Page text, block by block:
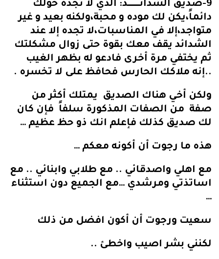
9-صديق الشدائــــــــــــد: الذي لا تجده حولك
دائماً،يكن لك موده و محبة،ولكنه بعيد و غير
متواجد،إلا في المناسبات،لا تجده إلا عند
الشدائد يقف معك بقوة حتى زوال مشكلتك
ثم يختفي مرة أخرى فادعو له بظهر الغيب
..إنه ملاكك الحارس فحافظ على لا تخسره .
ولكن أخي هناك الصديق يمتلك أكثر من
صفة من الصفات المذكورة سلفاً فإن كان
لك صديق كذلك فإعلم انك ذو حظ عظيم …
هذه ما رجوت أن أكونه معكم …
مع اهلي واصدقائي .. مع طلابي وابنائي .. مع
اساتذتي ومرشدي …مع الجميع دون استثناء
…
سعيت ورجوت أن أكون افضل من ذلك
لكنني بشر اصيب واخطئ ..